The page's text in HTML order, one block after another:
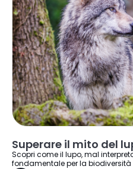
Superare il mito del
Scopri come il lupo, mal
fondamentale per la biodiversità